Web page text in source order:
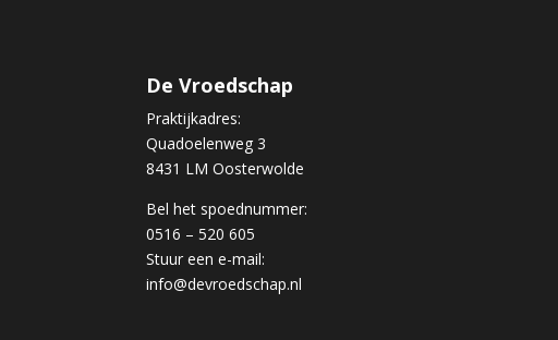
De Vroedschap
Praktijkadres:
Quadoelenweg 3
8431 LM Oosterwolde
Bel het spoednummer:
0516 – 520 605
Stuur een e-mail:
info@devroedschap.nl